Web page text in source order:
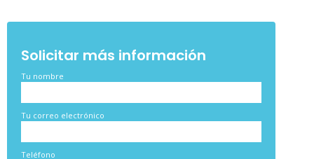
Solicitar más información
Tu nombre
Tu correo electrónico
Teléfono